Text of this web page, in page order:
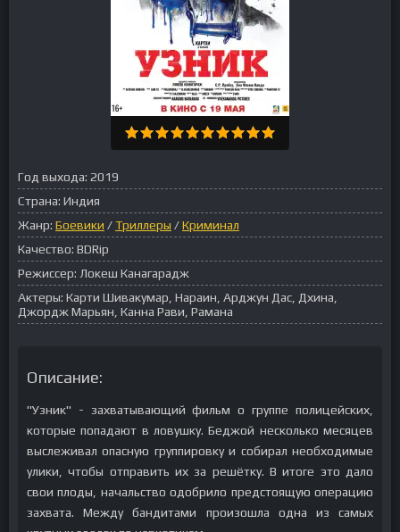
Год выхода: 2019
Страна: Индия
Жанр: Боевики /Триллеры /Криминал
Качество: BDRip
Режиссер: Локеш Канагарадж
Актеры: Карти Шивакумар, Нараин, Арджун Дас, Дхина,
Джордж Марьян, Канна Рави, Рамана
Описание:
"Узник" - захватывающий фильм о группе полицейских,
которые попадают в ловушку. Беджой несколько месяцев
выслеживал опасную группировку и собирал необходимые
улики, чтобы отправить их за решётку. В итоге это дало
свои плоды, начальство одобрило предстоящую операцию
захвата. Между бандитами произошла одна из самых